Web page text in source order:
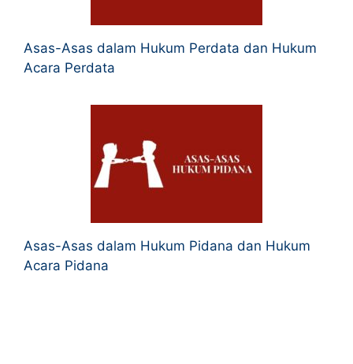
Asas-Asas dalam Hukum Perdata dan Hukum
Acara Perdata
Asas-Asas dalam Hukum Pidana dan Hukum
Acara Pidana